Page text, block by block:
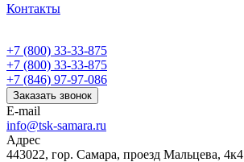
Контакты
+7 (800) 33-33-875
+7 (800) 33-33-875
+7 (846) 97-97-086
Заказать звонок
E-mail
info@tsk-samara.ru
Адрес
443022, гор. Самара, проезд Мальцева, 4к4